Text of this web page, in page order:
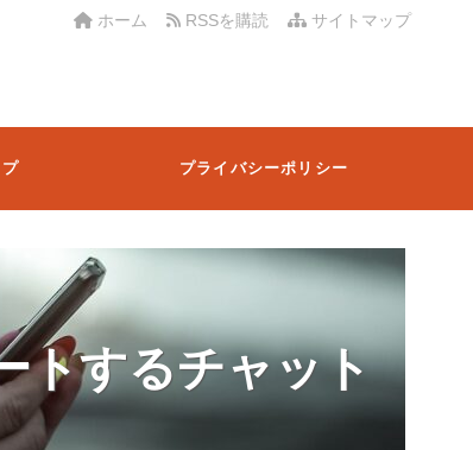
サイトマップ
RSSを購読
ホーム
プライバシーポリシー
トするチャット